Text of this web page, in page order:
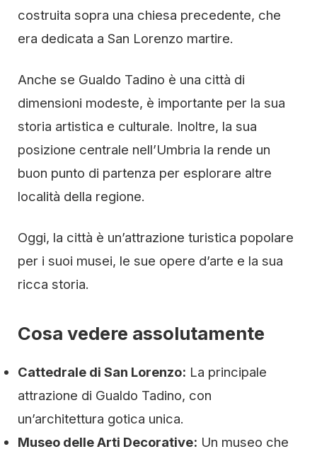
costruita sopra una chiesa precedente, che
era dedicata a San Lorenzo martire.
Anche se Gualdo Tadino è una città di
dimensioni modeste, è importante per la sua
storia artistica e culturale. Inoltre, la sua
posizione centrale nell’Umbria la rende un
buon punto di partenza per esplorare altre
località della regione.
Oggi, la città è un’attrazione turistica popolare
per i suoi musei, le sue opere d’arte e la sua
ricca storia.
Cosa vedere assolutamente
Cattedrale di San Lorenzo: La principale
attrazione di Gualdo Tadino, con
un’architettura gotica unica.
Museo delle Arti Decorative: Un museo che